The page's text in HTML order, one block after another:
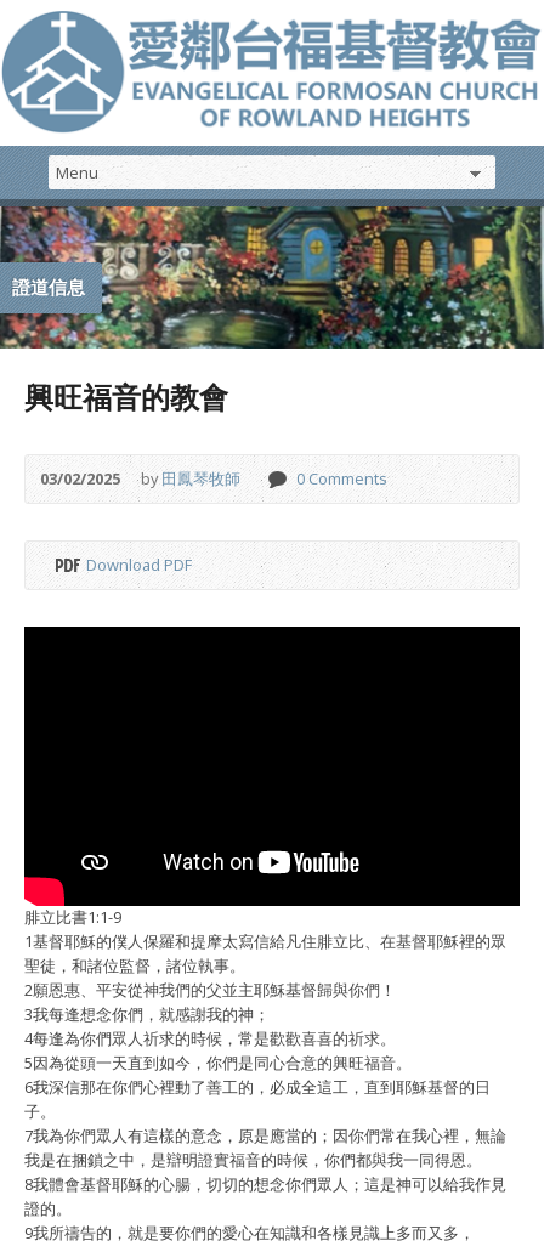
證道信息
興旺福音的教會
03/02/2025 by田鳳琴牧師 0 Comments
Download PDF
腓立比書1:1-9
1基督耶穌的僕人保羅和提摩太寫信給凡住腓立比、在基督耶穌裡的眾
聖徒，和諸位監督，諸位執事。
2願恩惠、平安從神我們的父並主耶穌基督歸與你們！
3我每逢想念你們，就感謝我的神；
4每逢為你們眾人祈求的時候，常是歡歡喜喜的祈求。
5因為從頭一天直到如今，你們是同心合意的興旺福音。
6我深信那在你們心裡動了善工的，必成全這工，直到耶穌基督的日
子。
7我為你們眾人有這樣的意念，原是應當的；因你們常在我心裡，無論
我是在捆鎖之中，是辯明證實福音的時候，你們都與我一同得恩。
8我體會基督耶穌的心腸，切切的想念你們眾人；這是神可以給我作見
證的。
9我所禱告的，就是要你們的愛心在知識和各樣見識上多而又多，